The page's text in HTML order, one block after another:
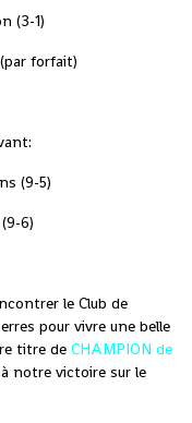
(3-1)
forfait)
(9-5)
6)
le Club de
pour vivre une belle
titre de CHAMPION de
notre victoire sur le